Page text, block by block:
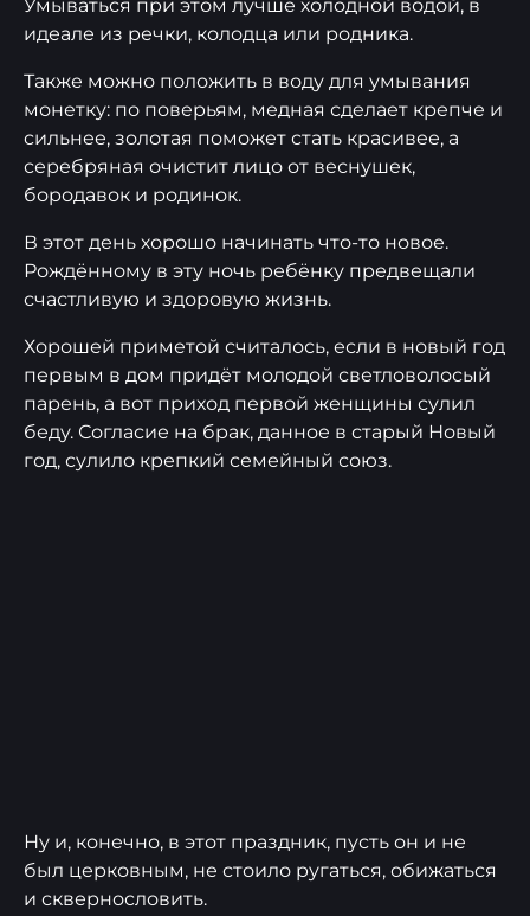
Умываться при этом лучше холодной водой, в
идеале из речки, колодца или родника.
Также можно положить в воду для умывания
монетку: по поверьям, медная сделает крепче и
сильнее, золотая поможет стать красивее, а
серебряная очистит лицо от веснушек,
бородавок и родинок.
В этот день хорошо начинать что-то новое.
Рождённому в эту ночь ребёнку предвещали
счастливую и здоровую жизнь.
Хорошей приметой считалось, если в новый год
первым в дом придёт молодой светловолосый
парень, а вот приход первой женщины сулил
беду. Согласие на брак, данное в старый Новый
год, сулило крепкий семейный союз.
Ну и, конечно, в этот праздник, пусть он и не
был церковным, не стоило ругаться, обижаться
и сквернословить.